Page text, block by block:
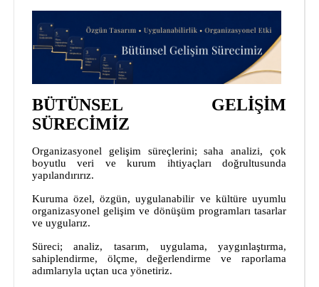
BÜTÜNSEL GELİŞİM
SÜRECİMİZ
Organizasyonel gelişim süreçlerini; saha analizi, çok
boyutlu veri ve kurum ihtiyaçları doğrultusunda
yapılandırırız.
Kuruma özel, özgün, uygulanabilir ve kültüre uyumlu
organizasyonel gelişim ve dönüşüm programları tasarlar
ve uygularız.
Süreci; analiz, tasarım, uygulama, yaygınlaştırma,
sahiplendirme, ölçme, değerlendirme ve raporlama
adımlarıyla uçtan uca yönetiriz.